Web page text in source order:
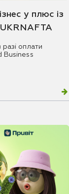
у плюс із
оплати
Business